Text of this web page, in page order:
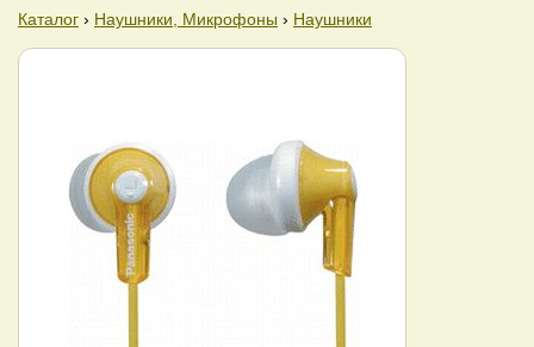
Каталог › Наушники, Микрофоны › Наушники